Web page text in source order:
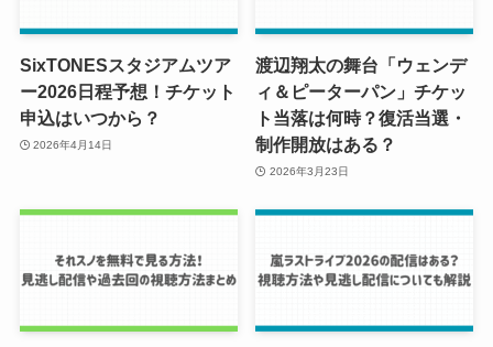
SixTONESスタジアムツア
ー2026日程予想！チケット
申込はいつから？
2026年4月14日
渡辺翔太の舞台「ウェンデ
ィ＆ピーターパン」チケッ
ト当落は何時？復活当選・
制作開放はある？
2026年3月23日